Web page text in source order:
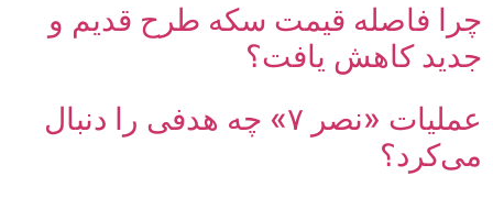
چرا فاصله قیمت سکه طرح قدیم و
جدید کاهش یافت؟
عملیات «نصر ۷» چه هدفی را دنبال
می‌کرد؟